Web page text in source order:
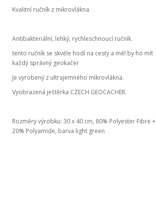
Kvalitní ručník z mikrovlákna.
Antibakteriální, lehký, rychleschnoucí ručník.
tento ručník se skvěle hodí na cesty a měl by ho mít
každý správný geokačer
Je vyrobený z ultrajemného mikrovlákna.
Vyobrazená ještěrka CZECH GEOCACHER.
Rozměry výrobku: 30 x 40 cm, 80% Polyester Fibre +
20% Polyamide, barva light green